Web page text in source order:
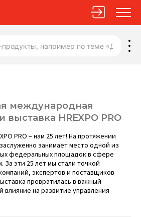
международная
HREXPO PRO
PRO – нам 25 лет! На протяжении
занимает место одной из
федеральных площадок в сфере
За эти 25 лет мы стали точкой
экспертов и поставщиков
превратилась в важный
на развитие управления